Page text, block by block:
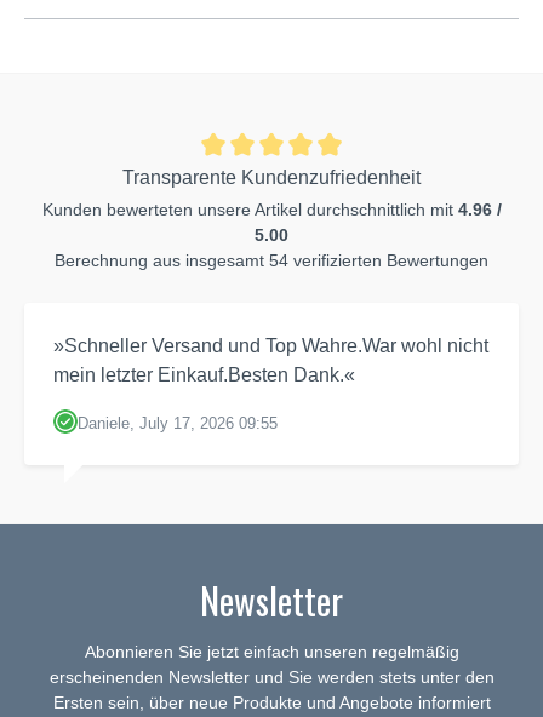
Transparente Kundenzufriedenheit
Kunden bewerteten unsere Artikel durchschnittlich mit 4.96 /
5.00
Berechnung aus insgesamt 54 verifizierten Bewertungen
»Schneller Versand und Top Wahre.War wohl nicht
mein letzter Einkauf.Besten Dank.«
Daniele, July 17, 2026 09:55
Newsletter
Abonnieren Sie jetzt einfach unseren regelmäßig
erscheinenden Newsletter und Sie werden stets unter den
Ersten sein, über neue Produkte und Angebote informiert